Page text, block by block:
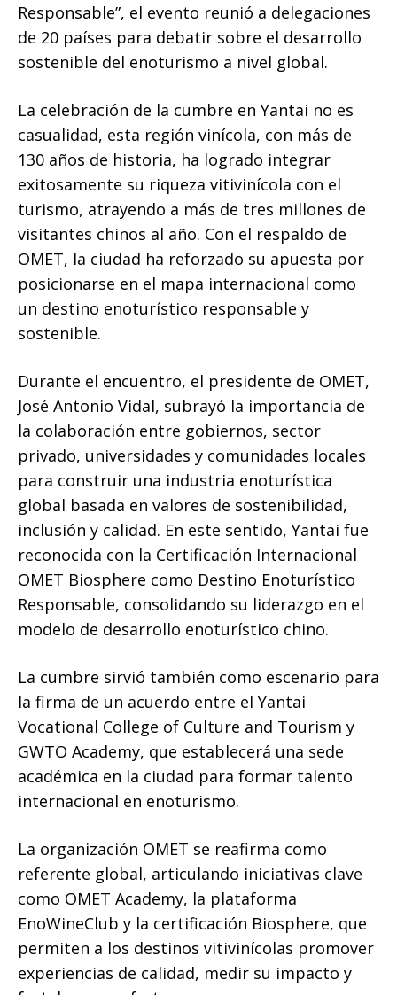
Responsable”, el evento reunió a delegaciones
de 20 países para debatir sobre el desarrollo
sostenible del enoturismo a nivel global.
La celebración de la cumbre en Yantai no es
casualidad, esta región vinícola, con más de
130 años de historia, ha logrado integrar
exitosamente su riqueza vitivinícola con el
turismo, atrayendo a más de tres millones de
visitantes chinos al año. Con el respaldo de
OMET, la ciudad ha reforzado su apuesta por
posicionarse en el mapa internacional como
un destino enoturístico responsable y
sostenible.
Durante el encuentro, el presidente de OMET,
José Antonio Vidal, subrayó la importancia de
la colaboración entre gobiernos, sector
privado, universidades y comunidades locales
para construir una industria enoturística
global basada en valores de sostenibilidad,
inclusión y calidad. En este sentido, Yantai fue
reconocida con la Certificación Internacional
OMET Biosphere como Destino Enoturístico
Responsable, consolidando su liderazgo en el
modelo de desarrollo enoturístico chino.
La cumbre sirvió también como escenario para
la firma de un acuerdo entre el Yantai
Vocational College of Culture and Tourism y
GWTO Academy, que establecerá una sede
académica en la ciudad para formar talento
internacional en enoturismo.
La organización OMET se reafirma como
referente global, articulando iniciativas clave
como OMET Academy, la plataforma
EnoWineClub y la certificación Biosphere, que
permiten a los destinos vitivinícolas promover
experiencias de calidad, medir su impacto y